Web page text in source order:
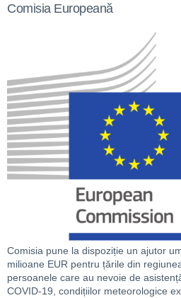
Comisia Europeană
Comisia pune la dispoziție un ajutor
milioane EUR pentru țările din
persoanele care au nevoie de
COVID-19, condițiilor meteorologice